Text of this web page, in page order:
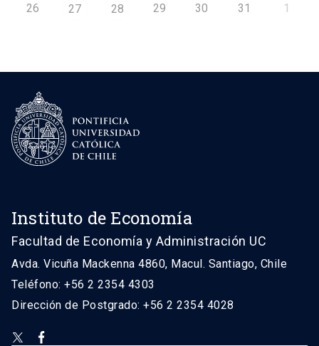
26 27 28 29 30 31 1
Instituto de Economía
Facultad de Economía y Administración UC
Avda. Vicuña Mackenna 4860, Macul. Santiago, Chile
Teléfono: +56 2 2354 4303
Dirección de Postgrado: +56 2 2354 4028